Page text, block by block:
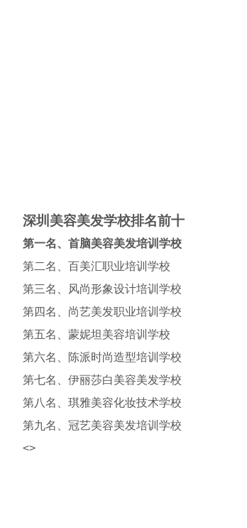
深圳美容美发学校排名前十
第一名、首脑美容美发培训学校
第二名、百美汇职业培训学校
第三名、风尚形象设计培训学校
第四名、尚艺美发职业培训学校
第五名、蒙妮坦美容培训学校
第六名、陈派时尚造型培训学校
第七名、伊丽莎白美容美发学校
第八名、琪雅美容化妆技术学校
第九名、冠艺美容美发培训学校
<>